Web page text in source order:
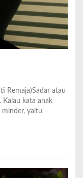
Remaja)Sadar atau
Kalau kata anak
minder, yaitu